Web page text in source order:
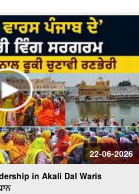
22-06-2026
in Akali Dal Waris